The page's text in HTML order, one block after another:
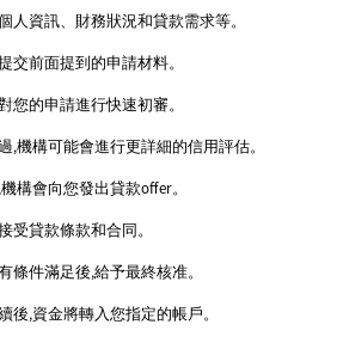
人資訊、財務狀況和貸款需求等。
交前面提到的申請材料。
您的申請進行快速初審。
,機構可能會進行更詳細的信用評估。
構會向您發出貸款offer。
受貸款條款和合同。
條件滿足後,給予最終核准。
後,資金將轉入您指定的帳戶。